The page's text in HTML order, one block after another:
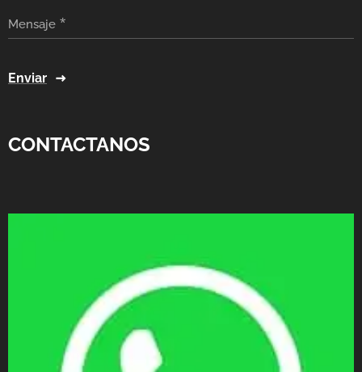
Mensaje
Enviar
CONTACTANOS